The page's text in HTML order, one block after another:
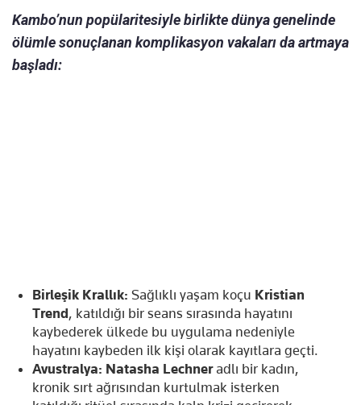
Kambo’nun popülaritesiyle birlikte dünya genelinde
ölümle sonuçlanan komplikasyon vakaları da artmaya
başladı:
Birleşik Krallık: Sağlıklı yaşam koçu Kristian
Trend, katıldığı bir seans sırasında hayatını
kaybederek ülkede bu uygulama nedeniyle
hayatını kaybeden ilk kişi olarak kayıtlara geçti.
Avustralya: Natasha Lechneradlı bir kadın,
kronik sırt ağrısından kurtulmak isterken